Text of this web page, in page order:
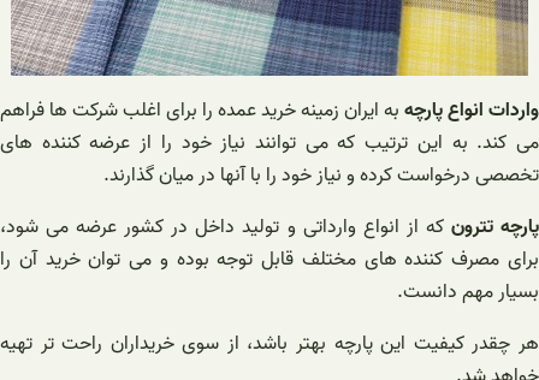
واردات انواع پارچهبه ایران زمینه خرید عمده را برای اغلب شرکت ها فراهم
می کند. به این ترتیب که می توانند نیاز خود را از عرضه کننده های
تخصصی درخواست کرده و نیاز خود را با آنها در میان گذارند.
پارچه تترون که از انواع وارداتی و تولید داخل در کشور عرضه می شود،
برای مصرف کننده های مختلف قابل توجه بوده و می توان خرید آن را
بسیار مهم دانست.
هر چقدر کیفیت این پارچه بهتر باشد، از سوی خریداران راحت تر تهیه